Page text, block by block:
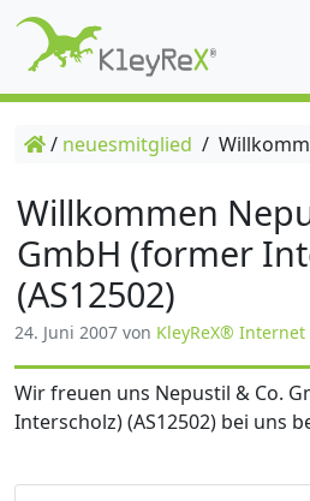
/ neuesmitglied /
Willkommen
GmbH (former
(AS12502)
24. Juni 2007 von KleyReX® Internet
Wir freuen uns Nepustil & Co.
Interscholz) (AS12502) bei uns